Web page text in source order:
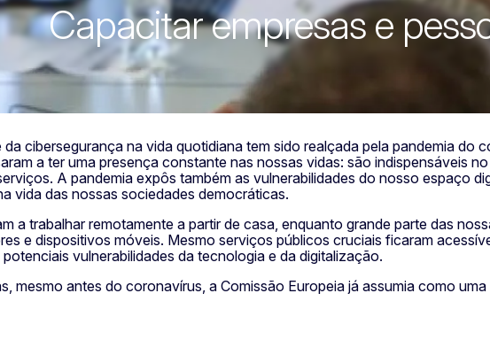
Capacitar empresas e
cibersegurança na vida quotidiana tem sido realçada pela pandemia do
a ter uma presença constante nas nossas vidas: são indispensáveis
A pandemia expôs também as vulnerabilidades do nosso espaço
vida das nossas sociedades democráticas.
a trabalhar remotamente a partir de casa, enquanto grande parte das
e dispositivos móveis. Mesmo serviços públicos cruciais ficaram
vulnerabilidades da tecnologia e da digitalização.
mesmo antes do coronavírus, a Comissão Europeia já assumia como